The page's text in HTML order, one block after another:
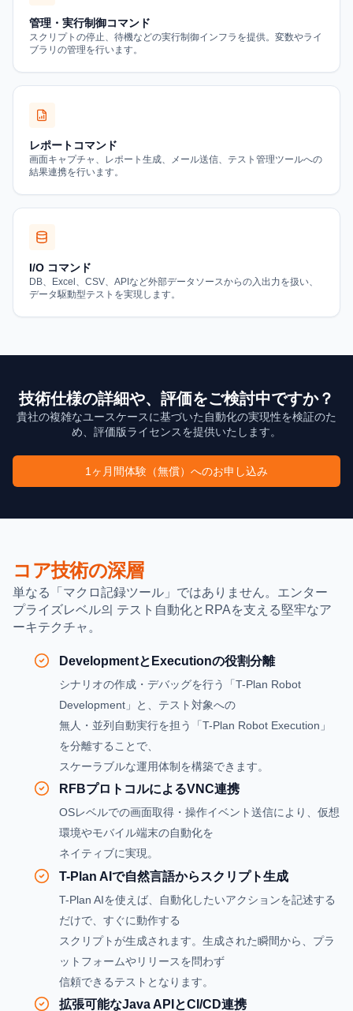
管理・実行制御コマンド
スクリプトの停止、待機などの実行制御インフラを提供。変数やライ
ブラリの管理を行います。
レポートコマンド
画面キャプチャ、レポート生成、メール送信、テスト管理ツールへの
結果連携を行います。
I/O コマンド
DB、Excel、CSV、APIなど外部データソースからの入出力を扱い、
データ駆動型テストを実現します。
技術仕様の詳細や、評価をご検討中ですか？
貴社の複雑なユースケースに基づいた自動化の実現性を検証のた
め、評価版ライセンスを提供いたします。
1ヶ月間体験（無償）へのお申し込み
コア技術の深層
単なる「マクロ記録ツール」ではありません。エンター
プライズレベル의 テスト自動化とRPAを支える堅牢なア
ーキテクチャ。
DevelopmentとExecutionの役割分離
シナリオの作成・デバッグを行う「T-Plan Robot
Development」と、テスト対象への
無人・並列自動実行を担う「T-Plan Robot Execution」
を分離することで、
スケーラブルな運用体制を構築できます。
RFBプロトコルによるVNC連携
OSレベルでの画面取得・操作イベント送信により、仮想
環境やモバイル端末の自動化を
ネイティブに実現。
T-Plan AIで自然言語からスクリプト生成
T-Plan AIを使えば、自動化したいアクションを記述する
だけで、すぐに動作する
スクリプトが生成されます。生成された瞬間から、プラ
ットフォームやリリースを問わず
信頼できるテストとなります。
拡張可能なJava APIとCI/CD連携